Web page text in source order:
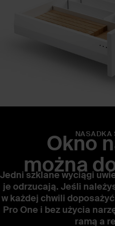
NASADKA
Okno
można
Jedni szklane wyciągi
je odrzucają. Jeśli
w każdej chwili
Pro One i bez użycia
ramą a